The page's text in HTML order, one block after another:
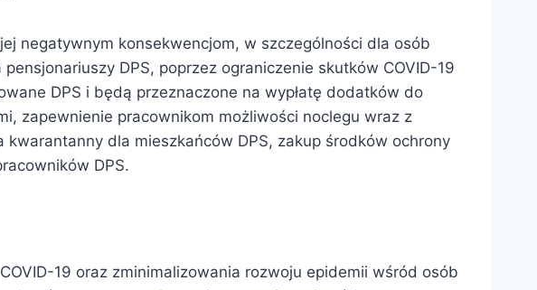
negatywnym konsekwencjom, w szczególności dla osób
DPS, poprzez ograniczenie skutków COVID-19
DPS i będą przeznaczone na wypłatę dodatków do
zapewnienie pracownikom możliwości noclegu wraz z
dla mieszkańców DPS, zakup środków ochrony
DPS.
19 oraz zminimalizowania rozwoju epidemii wśród osób